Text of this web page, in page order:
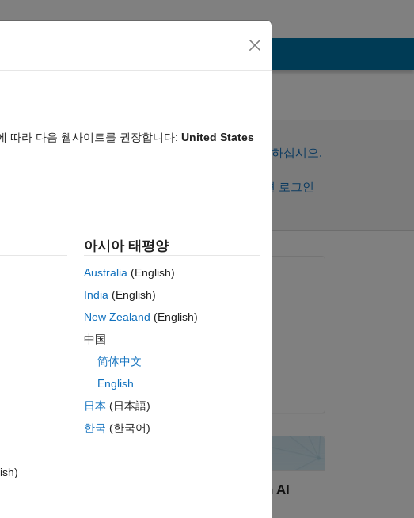
이 질문에 답변하려면 로그인하십시오.
활동을 팔로우하려면 로그인
After
time and build
Is there any
질문:
2023년 10월 10일
2023년 10월 20일
따라 다음 웹사이트를 권장합니다: United States
아시아 태평양
Australia(English)
India(English)
New Zealand (English)
中国
简体中文
English
日本 (日本語)
한국 (한국어)